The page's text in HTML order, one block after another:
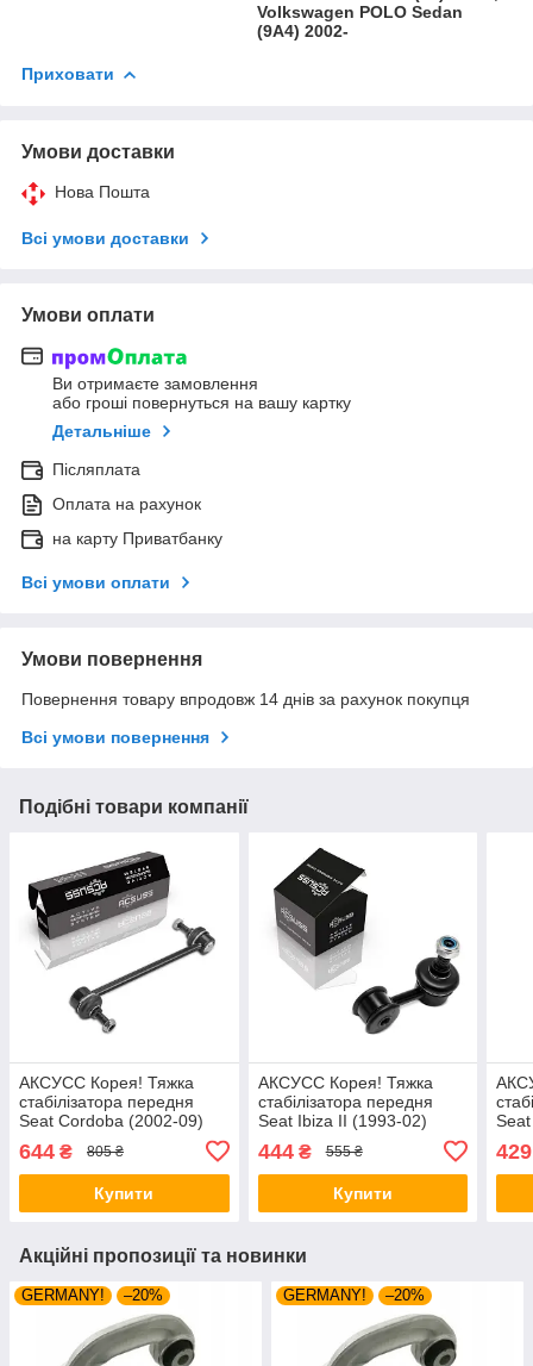
Volkswagen POLO Sedan
(9A4) 2002-
Приховати
Умови доставки
Нова Пошта
Всі умови доставки
Умови оплати
Ви отримаєте замовлення
або гроші повернуться на вашу картку
Детальніше
Післяплата
Оплата на рахунок
на карту Приватбанку
Всі умови оплати
Умови повернення
Повернення товару впродовж 14 днів за рахунок покупця
Всі умови повернення
Подібні товари компанії
АКСУСС Корея! Тяжка
стабілізатора передня
Seat Cordoba (2002-09)
JTS393 , FE19518
644 ₴ 805 ₴
Купити
АКСУСС Корея! Тяжка
стабілізатора передня
Seat Ibiza II (1993-02)
JTS260 , FE14230
444₴ 555 ₴
Купити
429
Акційні пропозиції та новинки
GERMANY! –20% GERMANY! –20%